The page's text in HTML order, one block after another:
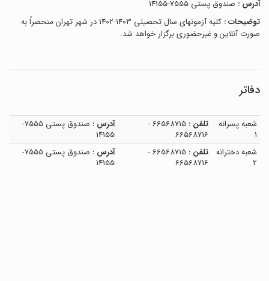
آدرس : صندوق پستی 7555-14155
توضیحات :
کلیه آزمونهای سال تحصیلی 1403-1402 در شهر تهران منحصراً به
صورت آنلاین و غیرحضوری برگزار خواهد شد.
دفاتر
شعبه پسرانه
1
تلفن :
66568715 -
66568716
آدرس :
صندوق پستی 7555-
14155
شعبه دخترانه
2
تلفن :
66568715 -
66568716
آدرس :
صندوق پستی 7555-
14155